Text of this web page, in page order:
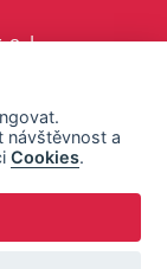
o. |
návštěvnost a
Cookies.